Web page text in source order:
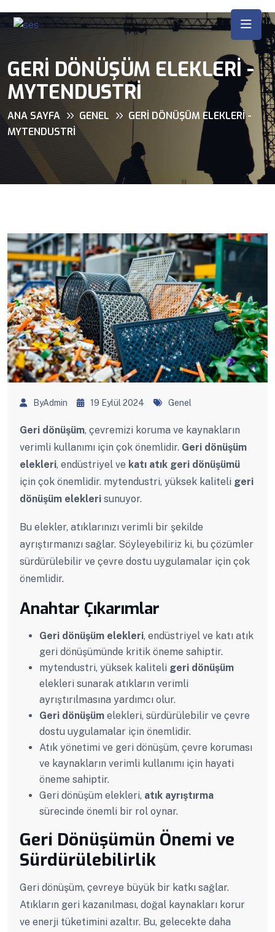
GERI DÖNÜŞÜM ELEKLERI -
MYTENDUSTRI
ANA SAYFA GENEL
GERI DÖNÜŞÜM ELEKLERI -
MYTENDUSTRI
ByAdmin 19 Eylül 2024 Genel
Geri dönüşüm, çevremizi koruma ve kaynakların
verimli kullanımı için çok önemlidir. Geri dönüşüm
elekleri, endüstriyel ve katı atık geri dönüşümü
için çok önemlidir. mytendustri, yüksek kaliteli geri
dönüşüm elekleri sunuyor.
Bu elekler, atıklarınızı verimli bir şekilde
ayrıştırmanızı sağlar. Söyleyebiliriz ki, bu çözümler
sürdürülebilir ve çevre dostu uygulamalar için çok
önemlidir.
Anahtar Çıkarımlar
Geri dönüşüm elekleri, endüstriyel ve katı atık
geri dönüşümünde kritik öneme sahiptir.
mytendustri, yüksek kaliteli geri dönüşüm
elekleri sunarak atıkların verimli
ayrıştırılmasına yardımcı olur.
Geri dönüşüm elekleri, sürdürülebilir ve çevre
dostu uygulamalar için önemlidir.
Atık yönetimi ve geri dönüşüm, çevre koruması
ve kaynakların verimli kullanımı için hayati
öneme sahiptir.
Geri dönüşüm elekleri, atık ayrıştırma
sürecinde önemli bir rol oynar.
Geri Dönüşümün Önemi ve
Sürdürülebilirlik
Geri dönüşüm, çevreye büyük bir katkı sağlar.
Atıkların geri kazanılması, doğal kaynakları korur
ve enerji tüketimini azaltır. Bu, gelecekte daha